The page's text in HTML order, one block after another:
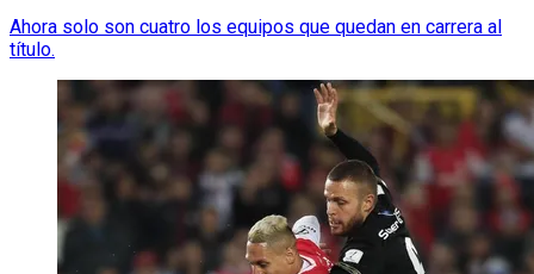
Ahora solo son cuatro los equipos que quedan en carrera al
título.